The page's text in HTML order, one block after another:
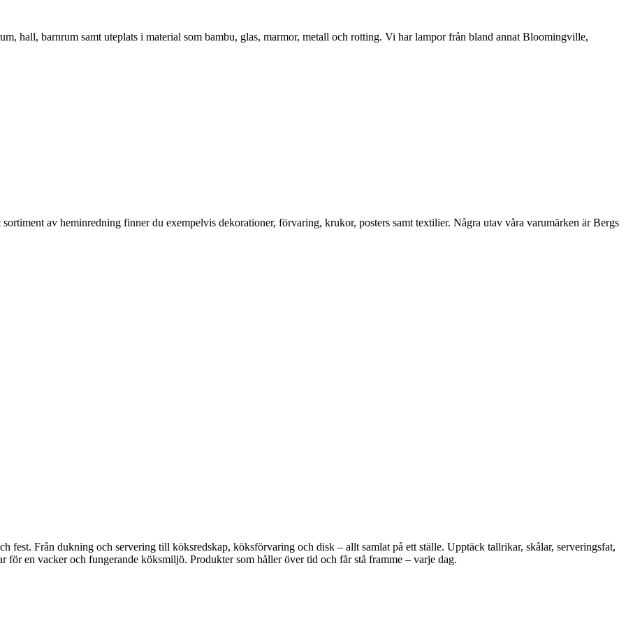
hall, barnrum samt uteplats i material som bambu, glas, marmor, metall och rotting. Vi har lampor från bland annat Bloomingville,
av heminredning finner du exempelvis dekorationer, förvaring, krukor, posters samt textilier. Några utav våra varumärken är Bergs
fest. Från dukning och servering till köksredskap, köksförvaring och disk – allt samlat på ett ställe. Upptäck tallrikar, skålar, serveringsfat,
en vacker och fungerande köksmiljö. Produkter som håller över tid och får stå framme – varje dag.